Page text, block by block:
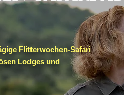
Flitterwochen-Safari
Lodges und